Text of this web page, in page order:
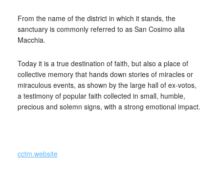
From the name of the district in which it stands, the
sanctuary is commonly referred to as San Cosimo alla
Macchia.
Today it is a true destination of faith, but also a place of
collective memory that hands down stories of miracles or
miraculous events, as shown by the large hall of ex-votos,
a testimony of popular faith collected in small, humble,
precious and solemn signs, with a strong emotional impact.
cctm.website